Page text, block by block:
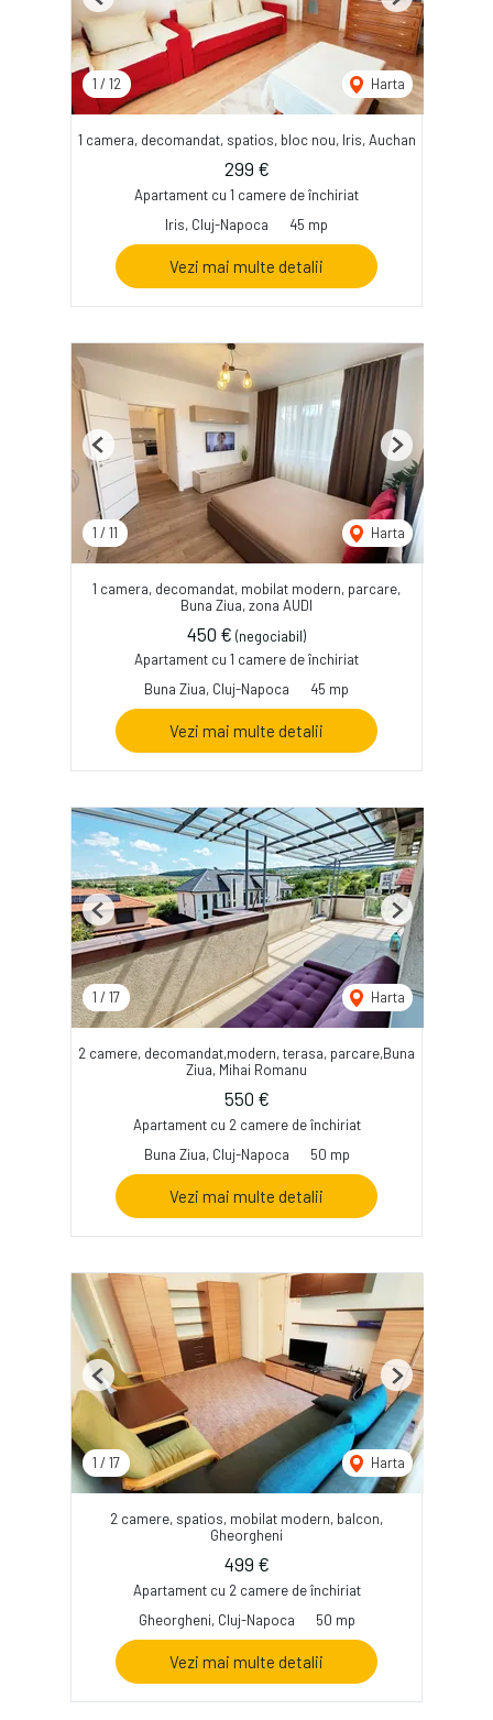
1 / 12 Harta
Previous Next
1 camera, decomandat, spatios, bloc nou, Iris, Auchan
299 €
Apartament cu 1 camere de închiriat
Iris, Cluj-Napoca
45 mp
Vezi mai multe detalii
1 / 11 Harta
Previous Next
1 camera, decomandat, mobilat modern, parcare,
Buna Ziua, zona AUDI
450 € (negociabil)
Apartament cu 1 camere de închiriat
Buna Ziua, Cluj-Napoca
45 mp
Vezi mai multe detalii
1 / 17 Harta
Previous Next
2 camere, decomandat,modern, terasa, parcare,Buna
Ziua, Mihai Romanu
550 €
Apartament cu 2 camere de închiriat
Buna Ziua, Cluj-Napoca
50 mp
Vezi mai multe detalii
1 / 17 Harta
Previous Next
2 camere, spatios, mobilat modern, balcon,
Gheorgheni
499 €
Apartament cu 2 camere de închiriat
Gheorgheni, Cluj-Napoca
50 mp
Vezi mai multe detalii